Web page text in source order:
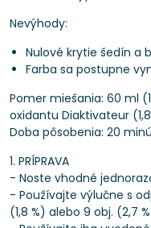
Nevýhody:
Nulové krytie šedín a
Farba sa postupne
Pomer miešania: 60 ml
oxidantu Diaktivateur
Doba pôsobenia: 20
1. PRÍPRAVA
- Noste vhodné
- Používajte výlučne s
(1,8 %) alebo 9 obj. (2,7